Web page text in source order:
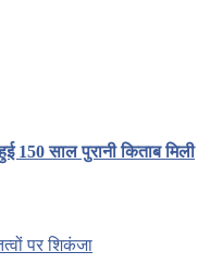
150 साल पुरानी किताब मिली